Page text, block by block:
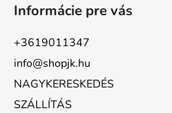
Informácie pre vás
+3619011347
info@shopjk.hu
NAGYKERESKEDÉS
SZÁLLÍTÁS